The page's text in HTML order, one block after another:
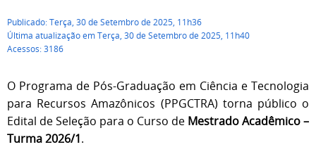
Publicado: Terça, 30 de Setembro de 2025, 11h36
Última atualização em Terça, 30 de Setembro de 2025, 11h40
Acessos: 3186
O Programa de Pós-Graduação em Ciência e Tecnologia
para Recursos Amazônicos (PPGCTRA) torna público o
Edital de Seleção para o Curso de Mestrado Acadêmico –
Turma 2026/1.